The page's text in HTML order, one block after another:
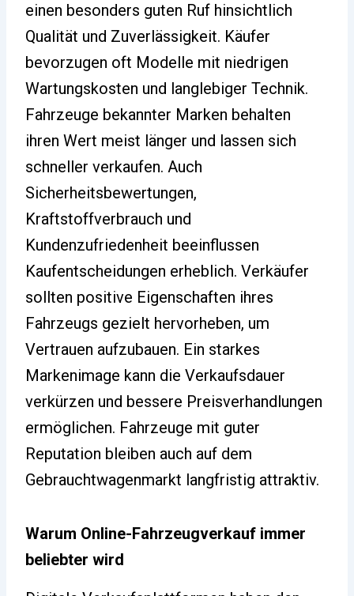
einen besonders guten Ruf hinsichtlich
Qualität und Zuverlässigkeit. Käufer
bevorzugen oft Modelle mit niedrigen
Wartungskosten und langlebiger Technik.
Fahrzeuge bekannter Marken behalten
ihren Wert meist länger und lassen sich
schneller verkaufen. Auch
Sicherheitsbewertungen,
Kraftstoffverbrauch und
Kundenzufriedenheit beeinflussen
Kaufentscheidungen erheblich. Verkäufer
sollten positive Eigenschaften ihres
Fahrzeugs gezielt hervorheben, um
Vertrauen aufzubauen. Ein starkes
Markenimage kann die Verkaufsdauer
verkürzen und bessere Preisverhandlungen
ermöglichen. Fahrzeuge mit guter
Reputation bleiben auch auf dem
Gebrauchtwagenmarkt langfristig attraktiv.
Warum Online-Fahrzeugverkauf immer
beliebter wird